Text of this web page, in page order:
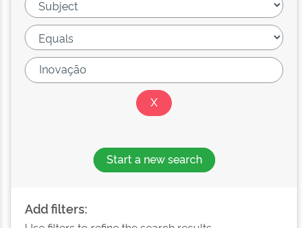
Start a new search
Add filters: